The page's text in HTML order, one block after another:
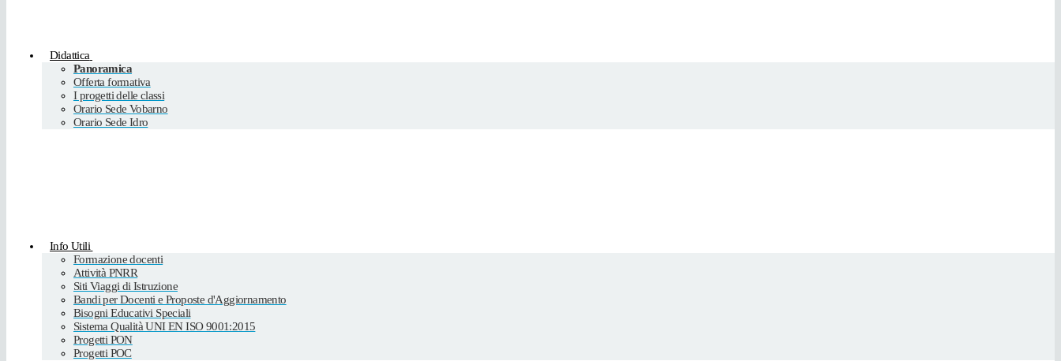
Didattica
Panoramica
Offerta formativa
I progetti delle classi
Orario Sede Vobarno
Orario Sede Idro
Info Utili
Formazione docenti
Attività PNRR
Siti Viaggi di Istruzione
Bandi per Docenti e Proposte d'Aggiornamento
Bisogni Educativi Speciali
Sistema Qualità UNI EN ISO 9001:2015
Progetti PON
Progetti POC